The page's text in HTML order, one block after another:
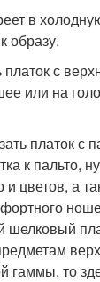
в
образу.
с
или на
платок с
к пальто,
и цветов, а
шелковый
гаммы, то